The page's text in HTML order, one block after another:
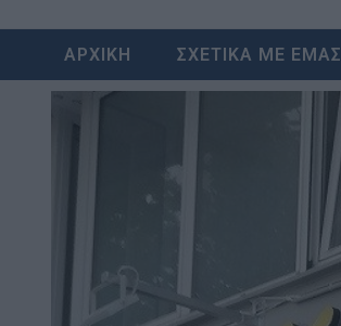
ΑΡΧΙΚΗ ΣΧΕΤΙΚΑ ΜΕ ΕΜΑΣ